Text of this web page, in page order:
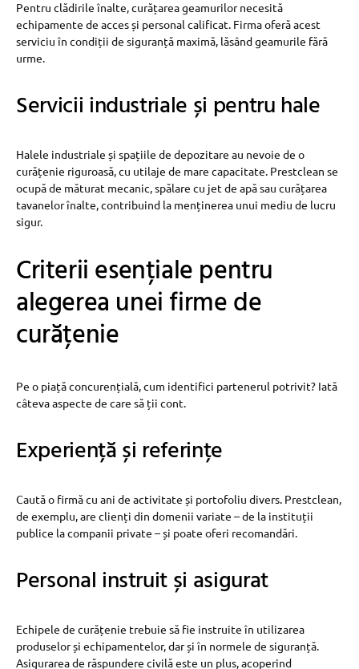
Pentru clădirile înalte, curățarea geamurilor necesită
echipamente de acces și personal calificat. Firma oferă acest
serviciu în condiții de siguranță maximă, lăsând geamurile fără
urme.
Servicii industriale și pentru hale
Halele industriale și spațiile de depozitare au nevoie de o
curățenie riguroasă, cu utilaje de mare capacitate. Prestclean se
ocupă de măturat mecanic, spălare cu jet de apă sau curățarea
tavanelor înalte, contribuind la menținerea unui mediu de lucru
sigur.
Criterii esențiale pentru
alegerea unei firme de
curățenie
Pe o piață concurențială, cum identifici partenerul potrivit? Iată
câteva aspecte de care să ții cont.
Experiență și referințe
Caută o firmă cu ani de activitate și portofoliu divers. Prestclean,
de exemplu, are clienți din domenii variate – de la instituții
publice la companii private – și poate oferi recomandări.
Personal instruit și asigurat
Echipele de curățenie trebuie să fie instruite în utilizarea
produselor și echipamentelor, dar și în normele de siguranță.
Asigurarea de răspundere civilă este un plus, acoperind